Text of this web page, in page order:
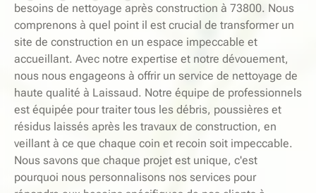
besoins de nettoyage après construction à 73800. Nous
comprenons à quel point il est crucial de transformer un
site de construction en un espace impeccable et
accueillant. Avec notre expertise et notre dévouement,
nous nous engageons à offrir un service de nettoyage de
haute qualité à Laissaud. Notre équipe de professionnels
est équipée pour traiter tous les débris, poussières et
résidus laissés après les travaux de construction, en
veillant à ce que chaque coin et recoin soit impeccable.
Nous savons que chaque projet est unique, c'est
pourquoi nous personnalisons nos services pour